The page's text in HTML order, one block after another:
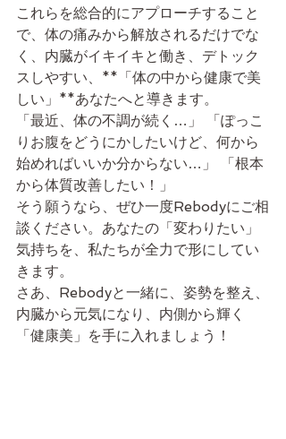
これらを総合的にアプローチすること
で、体の痛みから解放されるだけでな
く、内臓がイキイキと働き、デトック
スしやすい、**「体の中から健康で美
しい」**あなたへと導きます。
「最近、体の不調が続く…」 「ぽっこ
りお腹をどうにかしたいけど、何から
始めればいいか分からない…」 「根本
から体質改善したい！」
そう願うなら、ぜひ一度Rebodyにご相
談ください。あなたの「変わりたい」
気持ちを、私たちが全力で形にしてい
きます。
さあ、Rebodyと一緒に、姿勢を整え、
内臓から元気になり、内側から輝く
「健康美」を手に入れましょう！